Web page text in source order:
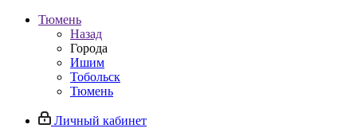
Тюмень
Назад
Города
Ишим
Тобольск
Тюмень
Личный кабинет